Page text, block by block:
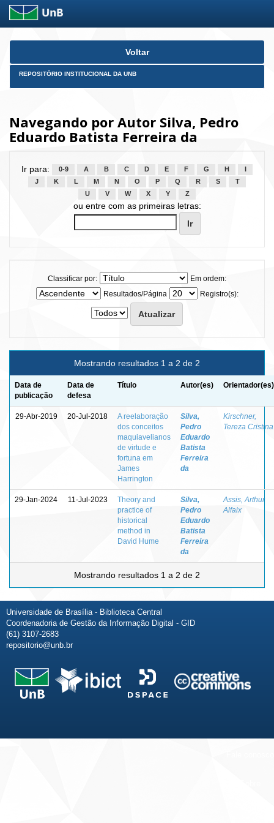
Skip
Voltar
REPOSITÓRIO INSTITUCIONAL DA UNB
Navegando por Autor Silva, Pedro
Eduardo Batista Ferreira da
Ir para: 0-9 A B C D E F G H
J
K L M N O P Q R S
T
U
V W X Y Z
ou entre com as primeiras letras:
Classificar por:
Em ordem:
Resultados/Página
Registro(s):
Mostrando resultados 1 a 2 de 2
Data de
publicação
Data de
defesa
Título Autor(es) Orientador(es)
29-Abr-2019 20-Jul-2018
A reelaboração
dos conceitos
maquiavelianos
de virtude e
fortuna em
James
Harrington
Silva,
Pedro
Eduardo
Batista
Ferreira
da
Kirschner,
Tereza Cristina
29-Jan-2024 11-Jul-2023
Theory and
practice of
historical
method in
David Hume
Silva,
Pedro
Eduardo
Batista
Ferreira
da
Assis, Arthur
Alfaix
Mostrando resultados 1 a 2 de 2
Universidade de Brasília - Biblioteca Central
Coordenadoria de Gestão da Informação Digital - GID
(61) 3107-2683
repositorio@unb.br